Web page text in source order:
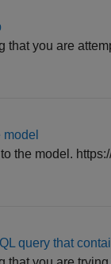
that you are
the model.
query that